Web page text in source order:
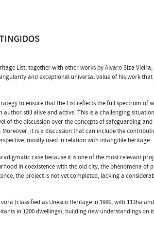
List, together with other works by Álvaro Siza Vieira,
and exceptional universal value of his work
to ensure that the List reflects the full spectrum of
still alive and active. This is a challenging
of the discussion over the concepts of safeguarding and
it is a discussion that can include the
mostly used in relation with intangible heritage.
case because it is one of the most relevant
in coexistence with the old city, the phenomena of
the project is not yet completed, lacking a
(classified as Unesco Heritage in 1986, with 113ha
in 1200 dwellings), building new understandings on